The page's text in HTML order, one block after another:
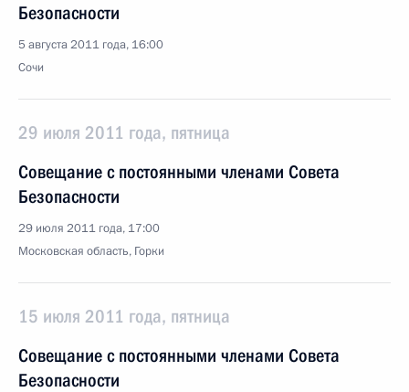
Безопасности
5 августа 2011 года, 16:00
Сочи
29 июля 2011 года, пятница
Совещание с постоянными членами Совета
Безопасности
29 июля 2011 года, 17:00
Московская область, Горки
15 июля 2011 года, пятница
Совещание с постоянными членами Совета
Безопасности